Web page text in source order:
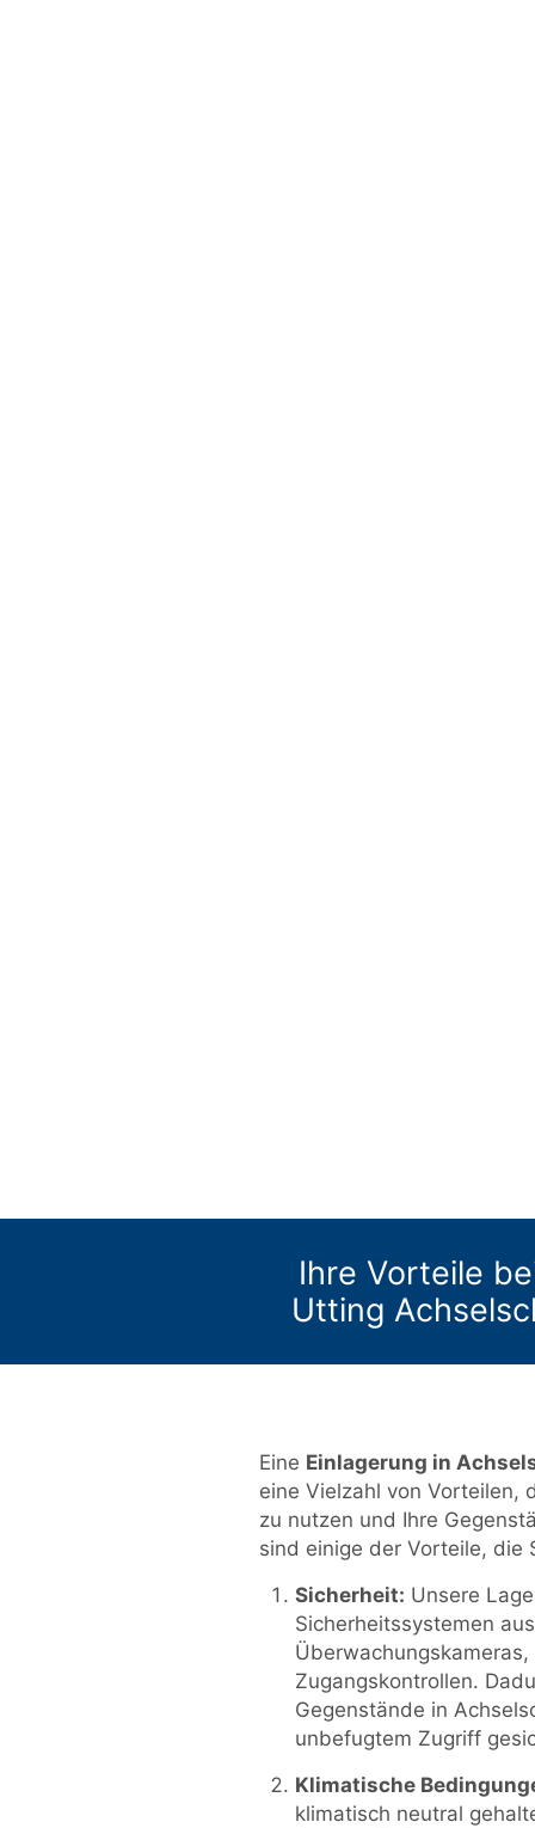
Ihre Vorteile
Utting
Eine Einlagerung in
eine Vielzahl von Vorteilen,
zu nutzen und Ihre
sind einige der Vorteile, die
Sicherheit: Unsere
Sicherheitssystemen
Zugangskontrollen.
Gegenstände in
unbefugtem Zugriff
Klimatische
klimatisch neutral